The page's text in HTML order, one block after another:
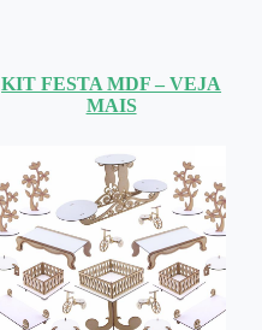
KIT FESTA MDF – VEJA
MAIS